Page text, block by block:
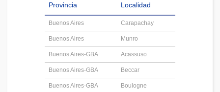
Provincia Localidad
Buenos Aires Carapachay
Buenos Aires Munro
Buenos Aires-GBA Acassuso
Buenos Aires-GBA Beccar
Buenos Aires-GBA Boulogne